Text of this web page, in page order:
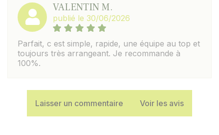
VALENTIN M.
publié le 30/06/2026
Parfait, c est simple, rapide, une équipe au top et
toujours très arrangeant. Je recommande à
100%.
Laisser un commentaire Voir les avis